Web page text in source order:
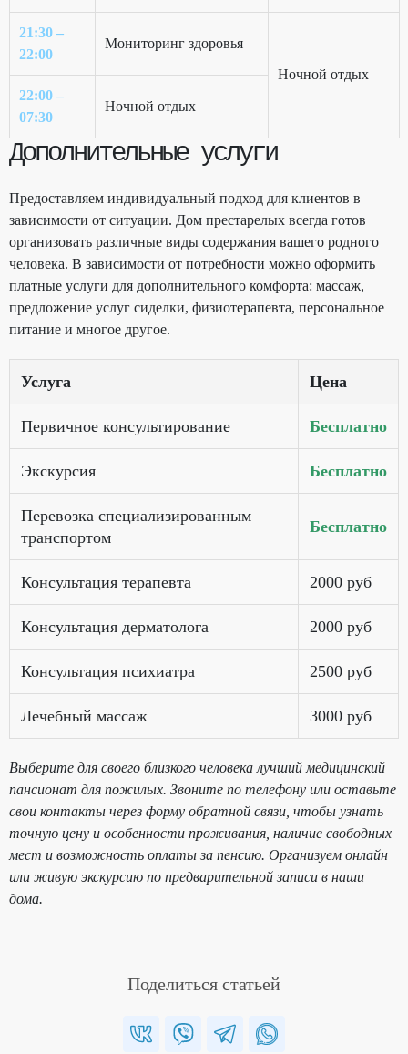
21:30 –
22:00
Мониторинг здоровья
Ночной отдых
22:00 –
07:30
Ночной отдых
Дополнительные услуги
Предоставляем индивидуальный подход для клиентов в
зависимости от ситуации. Дом престарелых всегда готов
организовать различные виды содержания вашего родного
человека. В зависимости от потребности можно оформить
платные услуги для дополнительного комфорта: массаж,
предложение услуг сиделки, физиотерапевта, персональное
питание и многое другое.
Услуга Цена
Первичное консультирование Бесплатно
Экскурсия Бесплатно
Перевозка специализированным
транспортом
Бесплатно
Консультация терапевта 2000 руб
Консультация дерматолога 2000 руб
Консультация психиатра 2500 руб
Лечебный массаж 3000 руб
Выберите для своего близкого человека лучший медицинский
пансионат для пожилых. Звоните по телефону или оставьте
свои контакты через форму обратной связи, чтобы узнать
точную цену и особенности проживания, наличие свободных
мест и возможность оплаты за пенсию. Организуем онлайн
или живую экскурсию по предварительной записи в наши
дома.
Поделиться статьей